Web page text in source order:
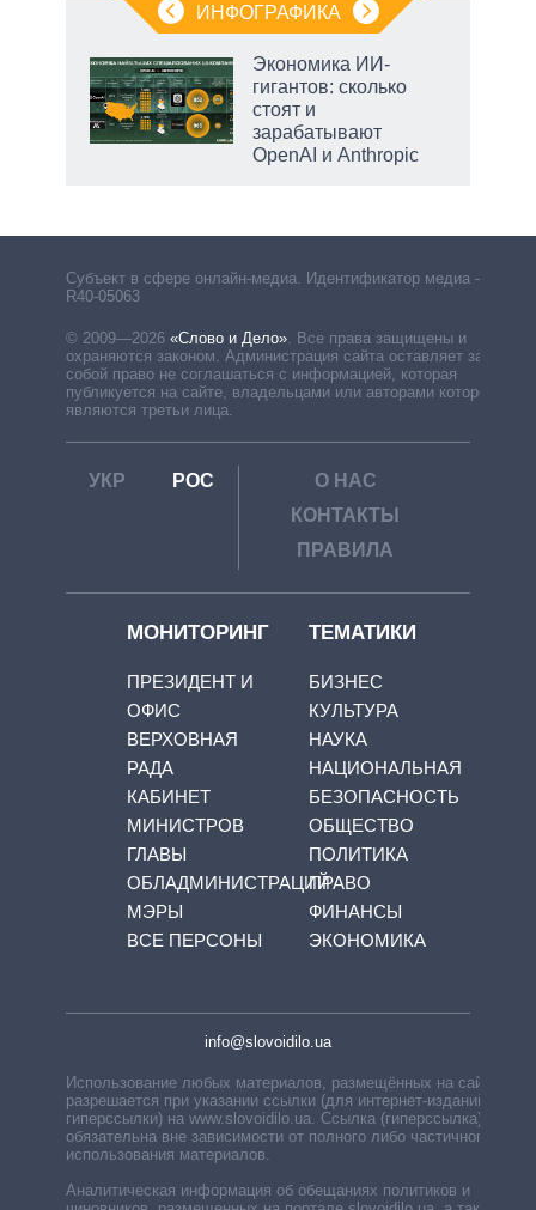
ИНФОГРАФИКА
Экономика ИИ-
гигантов: сколько
стоят и
зарабатывают
OpenAI и Anthropic
Субъект в сфере онлайн-медиа. Идентификатор медиа –
R40-05063
© 2009—2026 «Слово и Дело» Все права защищены и
охраняются законом. Администрация сайта оставляет за
собой право не соглашаться с информацией, которая
публикуется на сайте, владельцами или авторами которой
являются третьи лица.
УКР РОС
О НАС
КОНТАКТЫ
ПРАВИЛА
МОНИТОРИНГ
ПРЕЗИДЕНТ И
ОФИС
ВЕРХОВНАЯ
РАДА
КАБИНЕТ
МИНИСТРОВ
ГЛАВЫ
ОБЛАДМИНИСТРАЦИЙ
МЭРЫ
ВСЕ ПЕРСОНЫ
ТЕМАТИКИ
БИЗНЕС
КУЛЬТУРА
НАУКА
НАЦИОНАЛЬНАЯ
БЕЗОПАСНОСТЬ
ОБЩЕСТВО
ПОЛИТИКА
ПРАВО
ФИНАНСЫ
ЭКОНОМИКА
info@slovoidilo.ua
Использование любых материалов, размещённых на сайте,
разрешается при указании ссылки (для интернет-изданий —
гиперссылки) на www.slovoidilo.ua. Ссылка (гиперссылка)
обязательна вне зависимости от полного либо частичного
использования материалов.
Аналитическая информация об обещаниях политиков и